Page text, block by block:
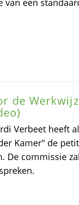
van een
de
Verbeet heeft
Kamer" de
De commissie